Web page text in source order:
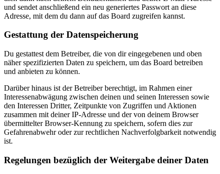
und sendet anschließend ein neu generiertes Passwort an diese
Adresse, mit dem du dann auf das Board zugreifen kannst.
Gestattung der Datenspeicherung
Du gestattest dem Betreiber, die von dir eingegebenen und oben
näher spezifizierten Daten zu speichern, um das Board betreiben
und anbieten zu können.
Darüber hinaus ist der Betreiber berechtigt, im Rahmen einer
Interessenabwägung zwischen deinen und seinen Interessen sowie
den Interessen Dritter, Zeitpunkte von Zugriffen und Aktionen
zusammen mit deiner IP-Adresse und der von deinem Browser
übermittelter Browser-Kennung zu speichern, sofern dies zur
Gefahrenabwehr oder zur rechtlichen Nachverfolgbarkeit notwendig
ist.
Regelungen bezüglich der Weitergabe deiner Daten